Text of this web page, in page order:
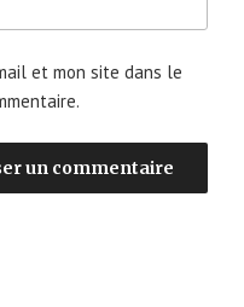
et mon site dans le